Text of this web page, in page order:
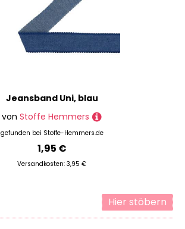
Jeansband Uni, blau
von Stoffe Hemmers
gefunden bei Stoffe-Hemmers.de
1,95 €
Versandkosten: 3,95 €
Hier stöbern